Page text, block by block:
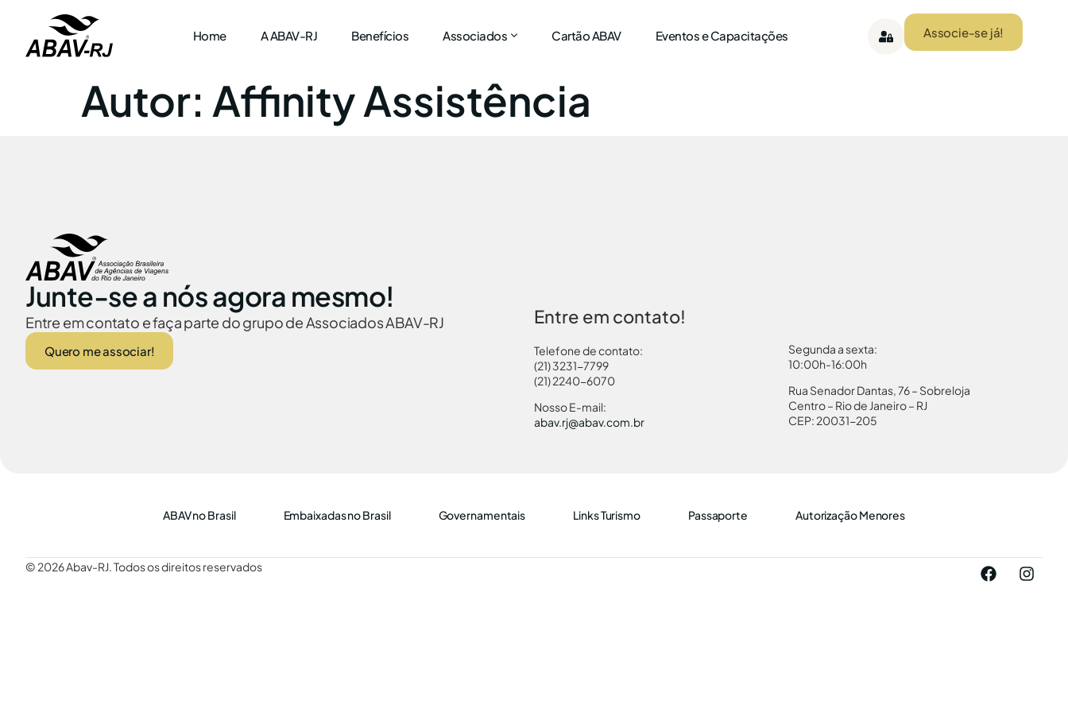
Home A ABAV-RJ Benefícios Associados Cartão ABAV Eventos e Capacitações Associe-se já!
Autor: Affinity Assistência
Junte-se a nós agora mesmo!
Entre em contato e faça parte do grupo de Associados ABAV-RJ
Quero me associar!
Entre em contato!
Telefone de contato:
(21) 3231-7799
(21) 2240-6070
Nosso E-mail:
abav.rj@abav.com.br
Segunda a sexta:
10:00h-16:00h
Rua Senador Dantas, 76 – Sobreloja
Centro – Rio de Janeiro – RJ
CEP: 20031-205
ABAV no Brasil Embaixadas no Brasil Governamentais Links Turismo Passaporte Autorização Menores
© 2026 Abav-RJ. Todos os direitos reservados